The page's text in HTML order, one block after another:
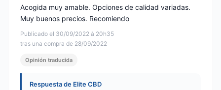
Publicado el 30/09/2022 à 20h35
tras una compra de 28/09/2022
Acogida muy amable. Opciones de calidad variadas.
Muy buenos precios. Recomiendo
Opinión traducida
Respuesta de Elite CBD